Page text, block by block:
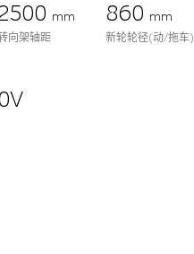
mm
向架轴距
860 mm
新轮轮径(动/拖车)